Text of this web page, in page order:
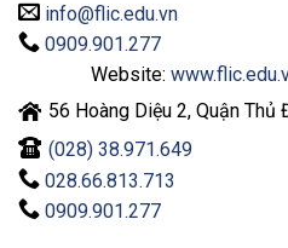
info@flic.edu.vn
0909.901.277
Website:
56 Hoàng Diệu 2, Quận Thủ
(028) 38.971.649
028.66.813.713
0909.901.277